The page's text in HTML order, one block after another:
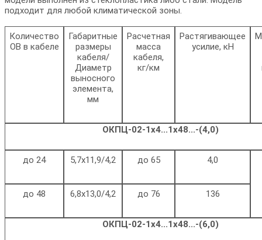
подходит для любой климатической зоны.
Количество
ОВ в кабеле
Габаритные
размеры
кабеля/
Диаметр
выносного
элемента,
мм
Расчетная
масса
кабеля,
кг/км
Растягивающее
усилие, кН
ОКПЦ-02-1х4...1х48...-(4,0)
до 24 5,7х11,9/4,2 до 65 4,0
до 48 6,8х13,0/4,2 до 76 136
ОКПЦ-02-1х4...1х48...-(6,0)